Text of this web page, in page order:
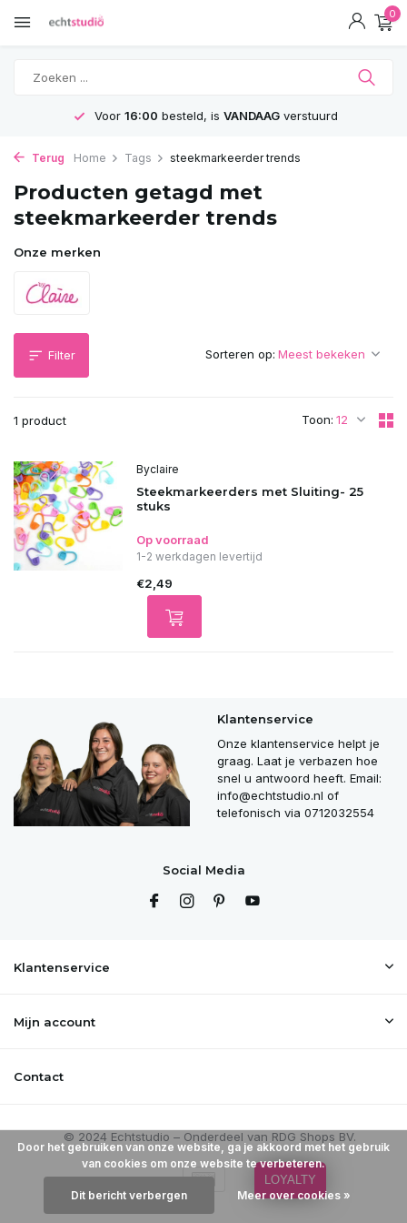
0
Voor 16:00 besteld, is VANDAAGverstuurd
Terug Home Tags steekmarkeerder trends
Producten getagd met
steekmarkeerder trends
Onze merken
Filter
1 product Toon:
Sorteren op:
Byclaire
Steekmarkeerders met Sluiting- 25
stuks
Op voorraad
1-2 werkdagen levertijd
€2,49
Klantenservice
Onze klantenservice helpt je
graag. Laat je verbazen hoe
snel u antwoord heeft. Email:
info@echtstudio.nl of
telefonisch via 0712032554
Social Media
Klantenservice
Mijn account
Contact
Door het gebruiken van onze website, ga je akkoord met het gebruik
van cookies om onze website te verbeteren.
Dit bericht verbergen Meer over cookies »
LOYALTY